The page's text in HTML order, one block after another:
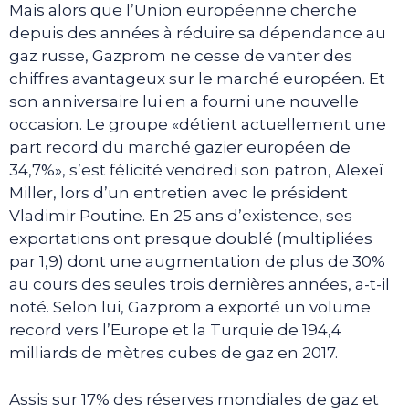
Mais alors que l’Union européenne cherche
depuis des années à réduire sa dépendance au
gaz russe, Gazprom ne cesse de vanter des
chiffres avantageux sur le marché européen. Et
son anniversaire lui en a fourni une nouvelle
occasion. Le groupe «détient actuellement une
part record du marché gazier européen de
34,7%», s’est félicité vendredi son patron, Alexeï
Miller, lors d’un entretien avec le président
Vladimir Poutine. En 25 ans d’existence, ses
exportations ont presque doublé (multipliées
par 1,9) dont une augmentation de plus de 30%
au cours des seules trois dernières années, a-t-il
noté. Selon lui, Gazprom a exporté un volume
record vers l’Europe et la Turquie de 194,4
milliards de mètres cubes de gaz en 2017.
Assis sur 17% des réserves mondiales de gaz et